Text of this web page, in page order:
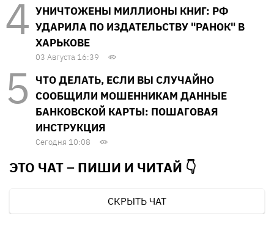
УНИЧТОЖЕНЫ МИЛЛИОНЫ КНИГ: РФ
УДАРИЛА ПО ИЗДАТЕЛЬСТВУ "РАНОК" В
ХАРЬКОВЕ
03 Августа 16:39
ЧТО ДЕЛАТЬ, ЕСЛИ ВЫ СЛУЧАЙНО
СООБЩИЛИ МОШЕННИКАМ ДАННЫЕ
БАНКОВСКОЙ КАРТЫ: ПОШАГОВАЯ
ИНСТРУКЦИЯ
Сегодня 10:08
ЭТО ЧАТ – ПИШИ И ЧИТАЙ 👇
СКРЫТЬ ЧАТ